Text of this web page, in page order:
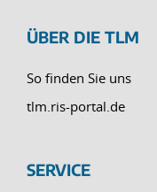
ÜBER DIE TLM
So finden Sie uns
tlm.ris-portal.de
SERVICE